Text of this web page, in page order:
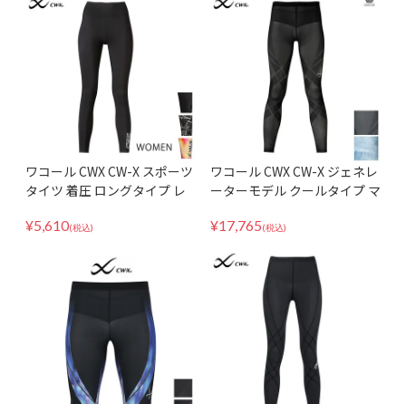
ワコール CWX CW-X スポーツ
タイツ 着圧 ロングタイプ レ
CY299
¥5,610(税込)
ワコール CWX CW-X ジェネレ
ーターモデル クールタイプ マ
O779
¥17,765(税込)